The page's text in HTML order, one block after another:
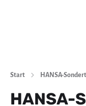
Start HANSA-
HANSA-